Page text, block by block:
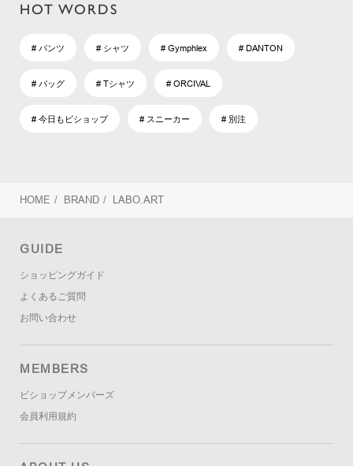
HOT WORDS
# パンツ # シャツ # Gymphlex # DANTON
# バッグ # Tシャツ # ORCIVAL
# 今日もビショップ # スニーカー # 別注
HOME / BRAND / LABO.ART
GUIDE
ショッピングガイド
よくあるご質問
お問い合わせ
MEMBERS
ビショップメンバーズ
会員利用規約